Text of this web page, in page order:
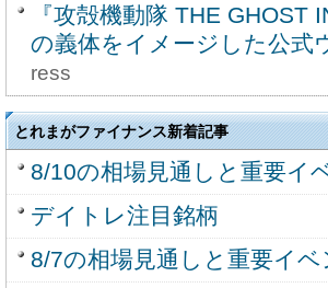
『攻殻機動隊 THE
の義体をイメージした公式
ress
とれまがファイナンス新着記事
8/10の相場見通しと重要イ
デイトレ注目銘柄
8/7の相場見通しと重要イベ